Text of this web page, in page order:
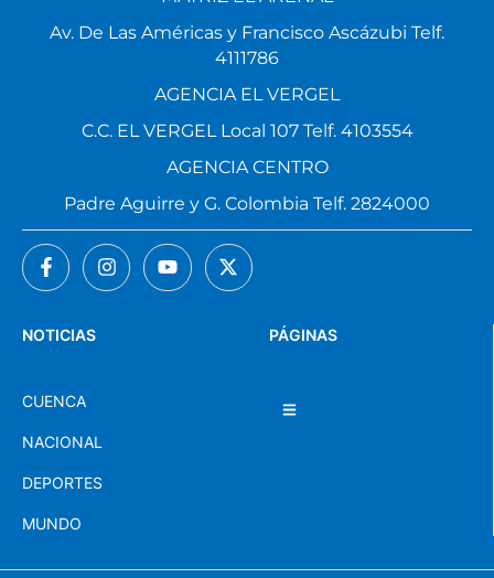
PÁGINAS
NOTICIAS
CUENCA
NACIONAL
DEPORTES
MUNDO
Av. De Las Américas y Francisco Ascázubi Telf.
4111786
AGENCIA EL VERGEL
C.C. EL VERGEL Local 107 Telf. 4103554
AGENCIA CENTRO
Padre Aguirre y G. Colombia Telf. 2824000